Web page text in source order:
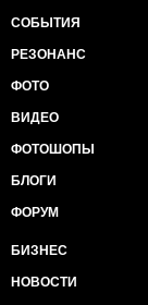
СОБЫТИЯ
РЕЗОНАНС
ФОТО
ВИДЕО
ФОТОШОПЫ
БЛОГИ
ФОРУМ
БИЗНЕС
НОВОСТИ